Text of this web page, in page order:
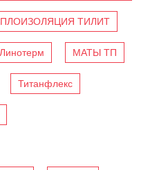
ТИЛИТ
Линотерм МАТЫ ТП
Титанфлекс